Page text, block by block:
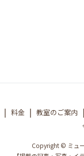
料金 教室のご案内
Copyright © ミュ